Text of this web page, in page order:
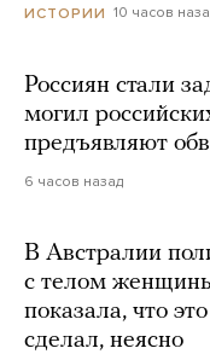
ИСТОРИИ 10 часов
Россиян стали
могил
предъявляют
6 часов назад
В Австралии
с телом
показала, что
сделал, неясно